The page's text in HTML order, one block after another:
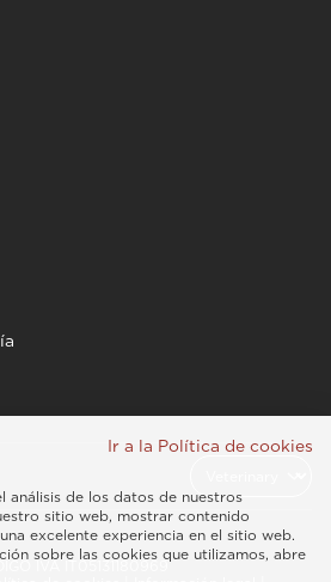
IVA IT05131180969
Ir a la Política de cookies
análisis de los datos de nuestros
sitio web, mostrar contenido
excelente experiencia en el sitio web.
sobre las cookies que utilizamos, abre